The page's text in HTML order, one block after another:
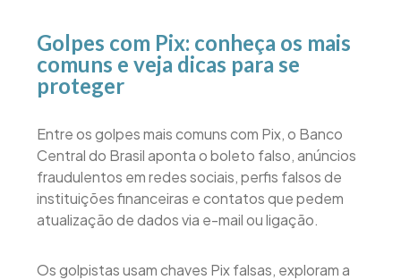
Golpes com Pix: conheça os mais
comuns e veja dicas para se
proteger
Entre os golpes mais comuns com Pix, o Banco
Central do Brasil aponta o boleto falso, anúncios
fraudulentos em redes sociais, perfis falsos de
instituições financeiras e contatos que pedem
atualização de dados via e-mail ou ligação.
Os golpistas usam chaves Pix falsas, exploram a